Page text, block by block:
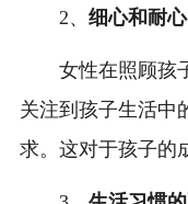
2、 细心和耐心
女性在照顾孩
关注到孩子生活中
求。这对于孩子的